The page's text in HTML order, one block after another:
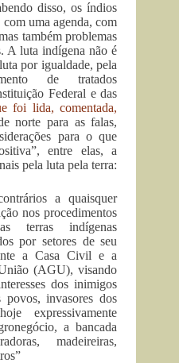
disso, os índios
com uma agenda, com
também problemas
A luta indígena não é
por igualdade, pela
de tratados
Federal e das
foi lida, comentada,
norte para as falas,
para o que
entre elas, a
pela luta pela terra:
a quaisquer
nos procedimentos
terras indígenas
por setores de seu
a Casa Civil e a
(AGU), visando
dos inimigos
povos, invasores dos
expressivamente
a bancada
madeireiras,